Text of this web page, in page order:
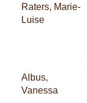
Raters, Marie-
Luise
Albus,
Vanessa